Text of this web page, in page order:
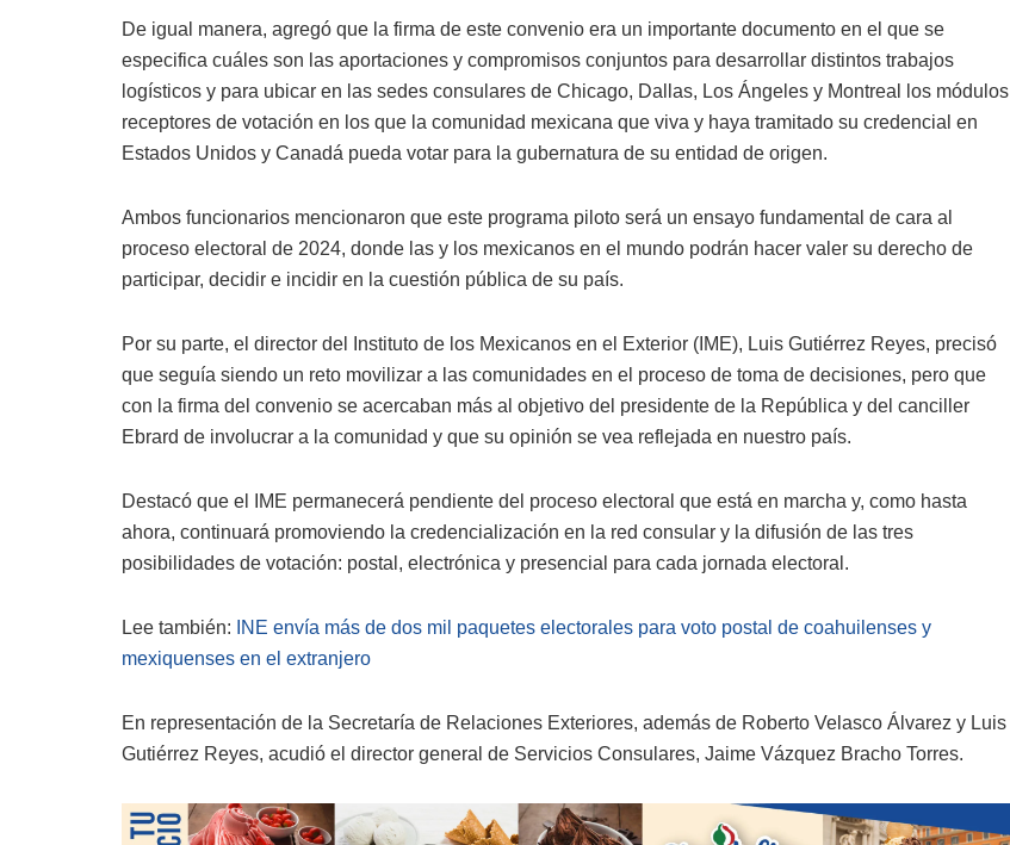
De igual manera, agregó que la firma de este convenio era un importante documento en el que se
especifica cuáles son las aportaciones y compromisos conjuntos para desarrollar distintos trabajos
logísticos y para ubicar en las sedes consulares de Chicago, Dallas, Los Ángeles y Montreal los módulos
receptores de votación en los que la comunidad mexicana que viva y haya tramitado su credencial en
Estados Unidos y Canadá pueda votar para la gubernatura de su entidad de origen.
Ambos funcionarios mencionaron que este programa piloto será un ensayo fundamental de cara al
proceso electoral de 2024, donde las y los mexicanos en el mundo podrán hacer valer su derecho de
participar, decidir e incidir en la cuestión pública de su país.
Por su parte, el director del Instituto de los Mexicanos en el Exterior (IME), Luis Gutiérrez Reyes, precisó
que seguía siendo un reto movilizar a las comunidades en el proceso de toma de decisiones, pero que
con la firma del convenio se acercaban más al objetivo del presidente de la República y del canciller
Ebrard de involucrar a la comunidad y que su opinión se vea reflejada en nuestro país.
Destacó que el IME permanecerá pendiente del proceso electoral que está en marcha y, como hasta
ahora, continuará promoviendo la credencialización en la red consular y la difusión de las tres
posibilidades de votación: postal, electrónica y presencial para cada jornada electoral.
Lee también:
INE envía más de dos mil paquetes electorales para voto postal de coahuilenses y
mexiquenses en el extranjero
En representación de la Secretaría de Relaciones Exteriores, además de Roberto Velasco Álvarez y Luis
Gutiérrez Reyes, acudió el director general de Servicios Consulares, Jaime Vázquez Bracho Torres.